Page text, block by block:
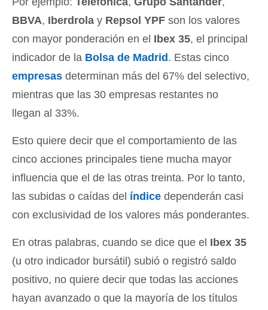
BBVA, Iberdrola y Repsol YPF son los valores
con mayor ponderación en el Ibex 35, el principal
indicador de la Bolsa de Madrid . Estas cinco
empresas determinan más del 67% del selectivo,
mientras que las 30 empresas restantes no
llegan al 33%.
Esto quiere decir que el comportamiento de las
cinco acciones principales tiene mucha mayor
influencia que el de las otras treinta. Por lo tanto,
las subidas o caídas del índice dependerán casi
con exclusividad de los valores más ponderantes.
En otras palabras, cuando se dice que el Ibex 35
(u otro indicador bursátil) subió o registró saldo
positivo, no quiere decir que todas las acciones
hayan avanzado o que la mayoría de los títulos